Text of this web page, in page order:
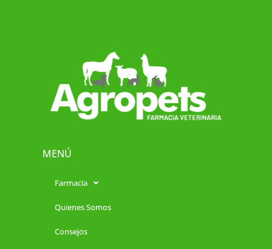
MENÚ
Farmacia
Quienes Somos
Consejos